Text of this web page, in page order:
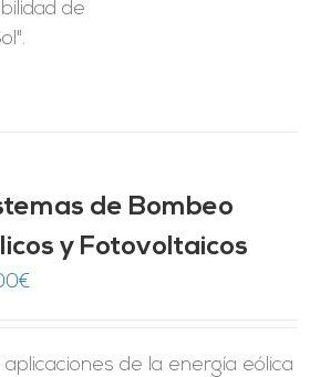
de
de Bombeo
y Fotovoltaicos
€
aplicaciones de la energía eólica